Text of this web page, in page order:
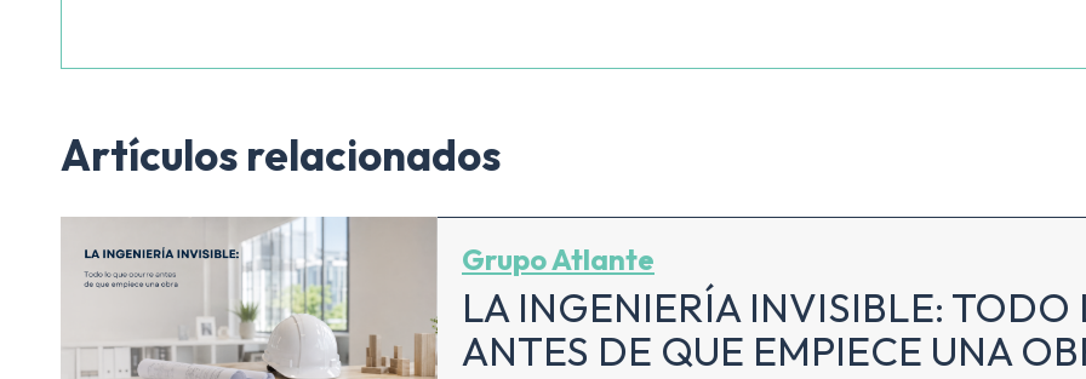
Artículos relacionados
Grupo Atlante
LA INGENIERÍA INVISIBLE: TODO
ANTES DE QUE EMPIECE UNA